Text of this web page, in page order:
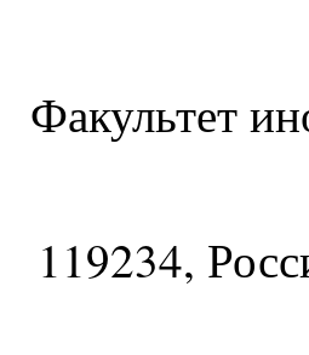
Факультет
119234,